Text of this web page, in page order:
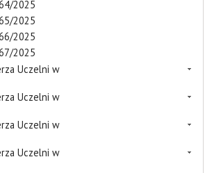
2025
2025
2025
2025
Uczelni w
Uczelni w
Uczelni w
Uczelni w